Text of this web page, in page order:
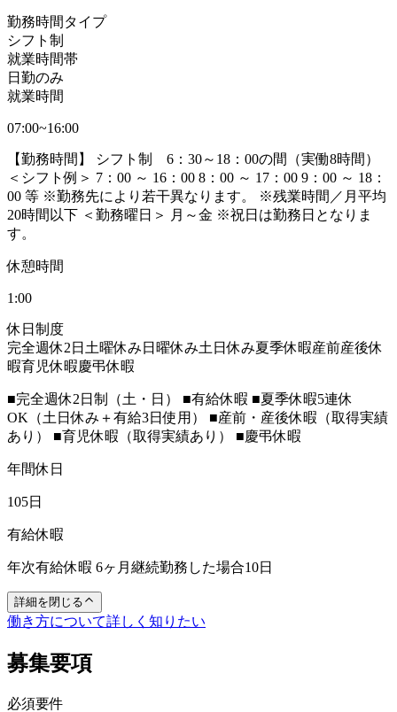
勤務時間タイプ
シフト制
就業時間帯
日勤のみ
就業時間
07:00~16:00
【勤務時間】 シフト制 6：30～18：00の間（実働8時間）
＜シフト例＞ 7：00 ～ 16：00 8：00 ～ 17：00 9：00 ～ 18：
00 等 ※勤務先により若干異なります。 ※残業時間／月平均
20時間以下 ＜勤務曜日＞ 月～金 ※祝日は勤務日となりま
す。
休憩時間
1:00
休日制度
完全週休2日 土曜休み 日曜休み土日休み夏季休暇産前産後休
暇育児休暇慶弔休暇
■完全週休2日制（土・日） ■有給休暇 ■夏季休暇5連休
OK（土日休み＋有給3日使用） ■産前・産後休暇（取得実績
あり） ■育児休暇（取得実績あり） ■慶弔休暇
年間休日
105日
有給休暇
年次有給休暇 6ヶ月継続勤務した場合10日
詳細を閉じる
働き方について詳しく知りたい
募集要項
必須要件